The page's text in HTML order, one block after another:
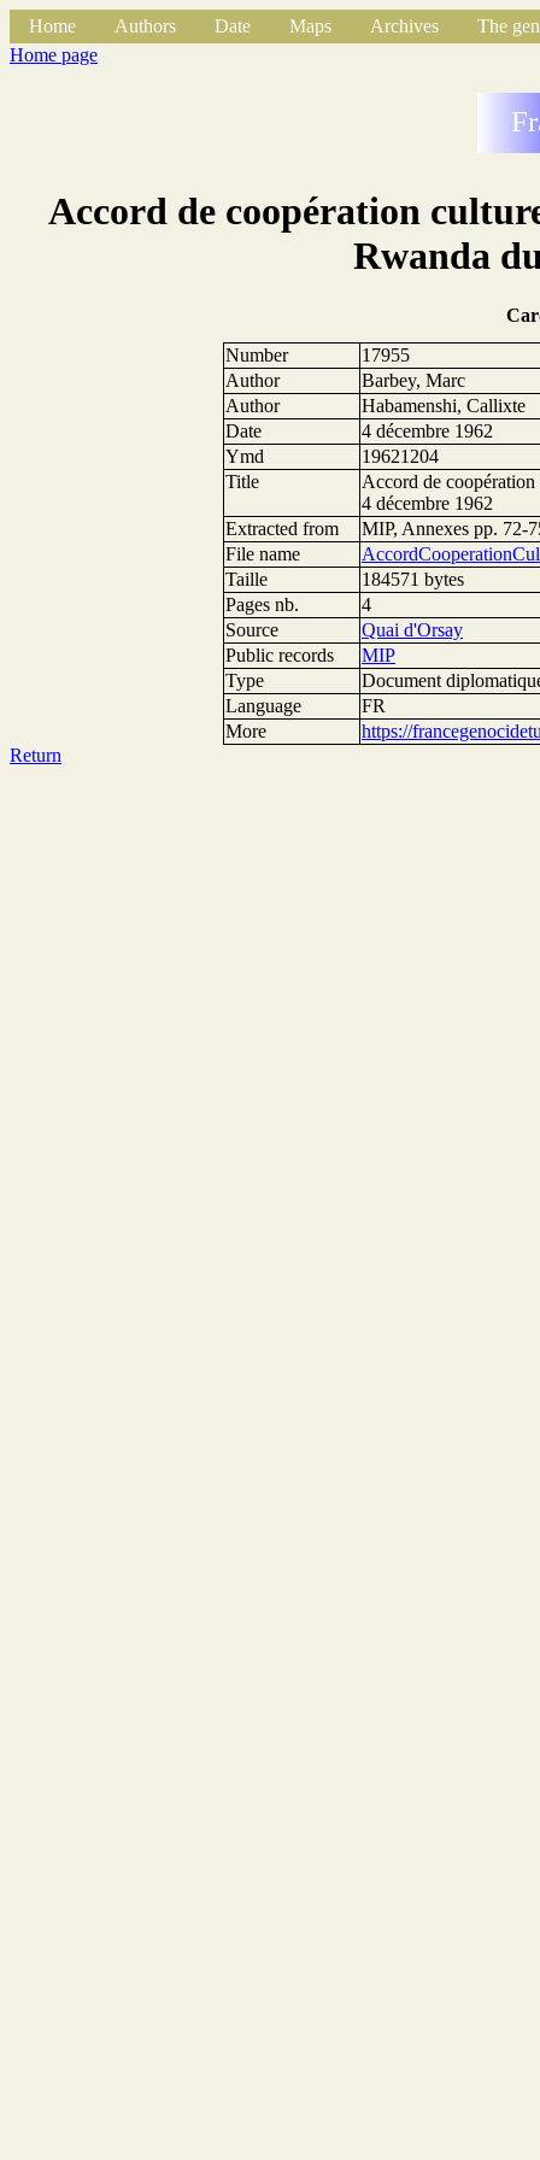
Home Authors Date Maps Archives
The
Home page
Accord de coopération
Rwanda
Number
17955
Author
Barbey, Marc
Author
Habamenshi, Callixte
Date
4 décembre 1962
Ymd
19621204
Title
Accord de
4 décembre 1962
Extracted from
MIP, Annexes pp. 72-
File name
Taille
184571 bytes
Pages nb.
4
Source
Quai d'Orsay
Public records
MIP
Type
Document
Language
FR
More
https://
Return